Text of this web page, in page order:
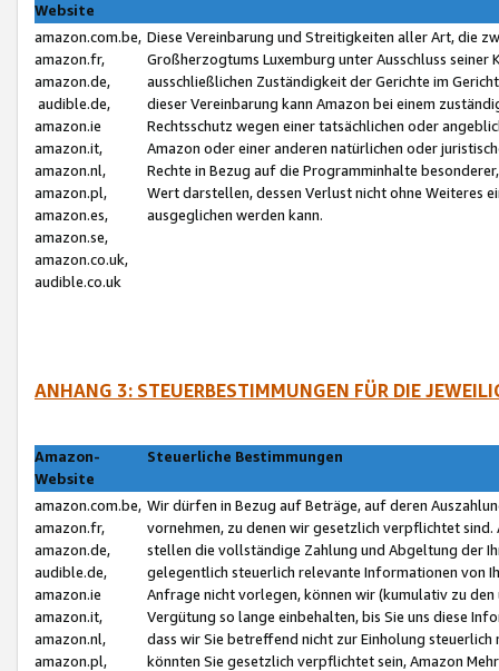
Website
amazon.com.be,
amazon.fr,
amazon.de,
audible.de,
amazon.ie
amazon.it,
amazon.nl,
amazon.pl,
amazon.es,
amazon.se,
amazon.co.uk,
audible.co.uk
Diese Vereinbarung und Streitigkeiten aller Art, die
Großherzogtums Luxemburg unter Ausschluss
ausschließlichen Zuständigkeit der Gerichte im
dieser Vereinbarung kann Amazon bei einem
Rechtsschutz wegen einer tatsächlichen oder
Amazon oder einer anderen natürlichen oder
Rechte in Bezug auf die Programminhalte
Wert darstellen, dessen Verlust nicht ohne Weiteres
ausgeglichen werden kann.
ANHANG 3: STEUERBESTIMMUNGEN FÜR DIE
Amazon-
Website
Steuerliche Bestimmungen
amazon.com.be,
amazon.fr,
amazon.de,
audible.de,
amazon.ie
amazon.it,
amazon.nl,
amazon.pl,
Wir dürfen in Bezug auf Beträge, auf deren
vornehmen, zu denen wir gesetzlich verpflichtet
stellen die vollständige Zahlung und Abgeltung der
gelegentlich steuerlich relevante Informationen von
Anfrage nicht vorlegen, können wir (kumulativ zu
Vergütung so lange einbehalten, bis Sie uns diese
dass wir Sie betreffend nicht zur Einholung
könnten Sie gesetzlich verpflichtet sein, Amazon